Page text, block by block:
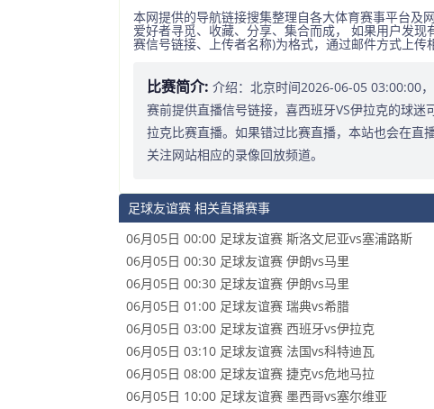
本网提供的导航链接搜集整理自各大体育赛事平台及
爱好者寻觅、收藏、分享、集合而成， 如果用户发
赛信号链接、上传者名称)为格式，通过邮件方式上传
比赛简介: 介绍：北京时间2026-06-05 03:00:00
赛前提供直播信号链接，喜西班牙VS伊拉克的球
拉克比赛直播。如果错过比赛直播，本站也会在直
关注网站相应的录像回放频道。
足球友谊赛 相关直播赛事
06月05日 00:00 足球友谊赛 斯洛文尼亚vs塞浦路斯
06月05日 00:30 足球友谊赛 伊朗vs马里
06月05日 00:30 足球友谊赛 伊朗vs马里
06月05日 01:00 足球友谊赛 瑞典vs希腊
06月05日 03:00 足球友谊赛 西班牙vs伊拉克
06月05日 03:10 足球友谊赛 法国vs科特迪瓦
06月05日 08:00 足球友谊赛 捷克vs危地马拉
06月05日 10:00 足球友谊赛 墨西哥vs塞尔维亚